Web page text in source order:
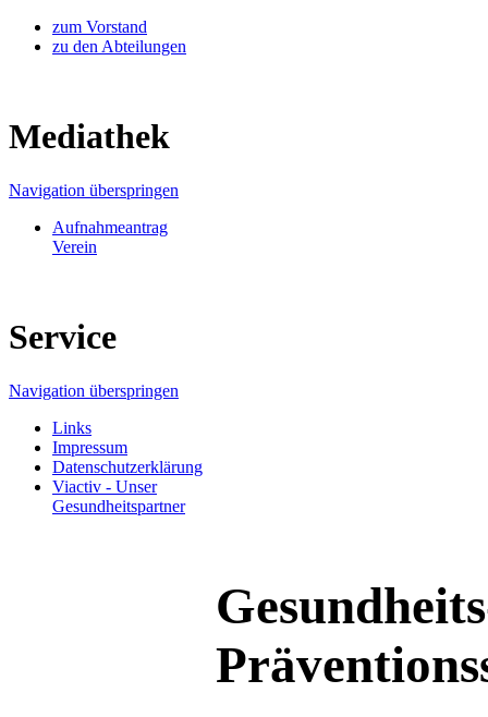
zum Vorstand
zu den Abteilungen
Mediathek
Navigation überspringen
Aufnahmeantrag
Verein
Service
Navigation überspringen
Links
Impressum
Datenschutzerklärung
Viactiv - Unser
Gesundheitspartner